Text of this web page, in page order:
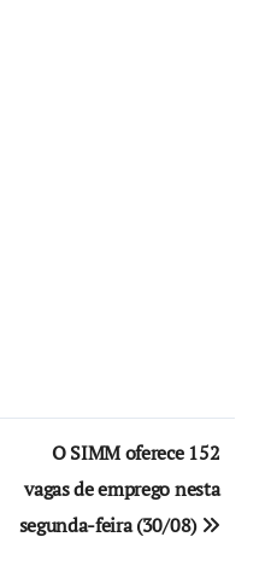
O SIMM oferece 152
vagas de emprego nesta
segunda-feira (30/08)